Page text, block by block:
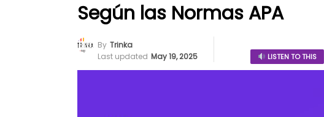
Según las Normas APA
By Trinka
Last updated May 19, 2025 LISTEN TO THIS